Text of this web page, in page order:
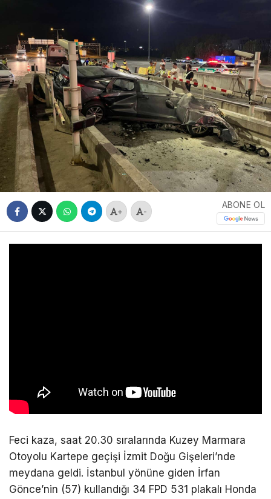
+ -
ABONE OL
Feci kaza, saat 20.30 sıralarında Kuzey Marmara
Otoyolu Kartepe geçişi İzmit Doğu Gişeleri’nde
meydana geldi. İstanbul yönüne giden İrfan
Gönce’nin (57) kullandığı 34 FPD 531 plakalı Honda